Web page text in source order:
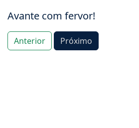
Avante com fervor!
Anterior Próximo